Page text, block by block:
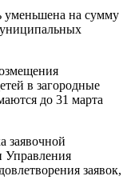
уменьшена на сумму
в загородные
до 31 марта
заявочной
Управления
заявок,